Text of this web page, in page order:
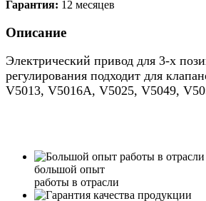
Гарантия: 12 месяцев
Описание
Электрический привод для 3-х
регулирования подходит для
V5013, V5016A, V5025, V5049,
большой опыт
работы в отрасли